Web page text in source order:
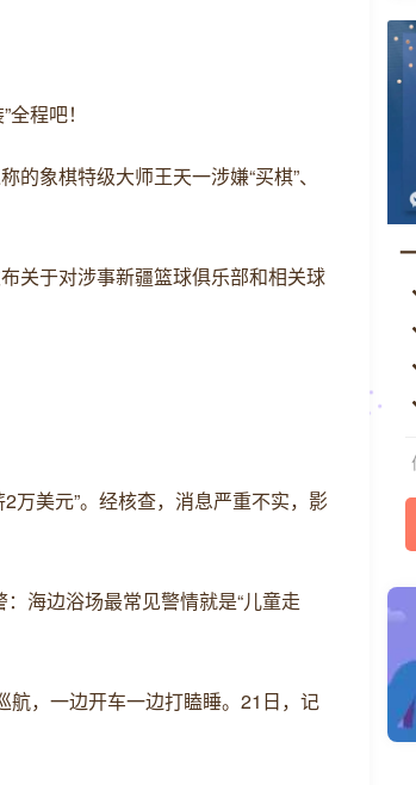
程吧！
象棋特级大师王天一涉嫌“买棋”、
关于对涉事新疆篮球俱乐部和相关球
万美元”。经核查，消息严重不实，影
海边浴场最常见警情就是“儿童走
航，一边开车一边打瞌睡。21日，记